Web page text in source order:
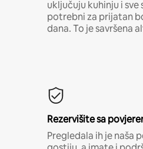
uključuju kuhinju i sve
potrebni za prijatan
dana. To je savršena
Rezervišite sa
Pregledala ih je naša